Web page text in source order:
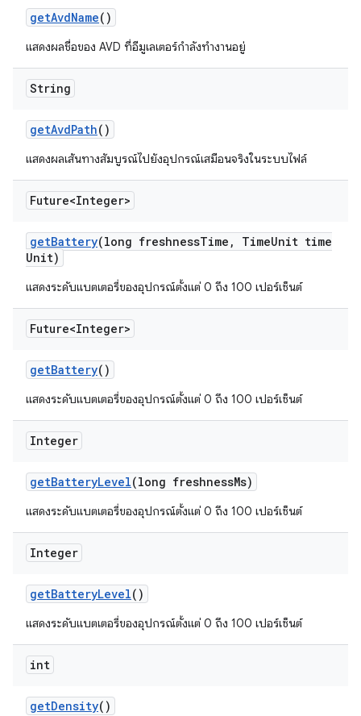
getAvdName()
แสดงผลชื่อของ AVD ที่อีมูเลเตอร์กำลังทำงานอยู่
String
getAvdPath()
แสดงผลเส้นทางสัมบูรณ์ไปยังอุปกรณ์เสมือนจริงในระบบไฟล์
Future<Integer>
getBattery(long freshnessTime , TimeUnit time
Unit)
แสดงระดับแบตเตอรี่ของอุปกรณ์ตั้งแต่ 0 ถึง 100 เปอร์เซ็นต์
Future<Integer>
getBattery()
แสดงระดับแบตเตอรี่ของอุปกรณ์ตั้งแต่ 0 ถึง 100 เปอร์เซ็นต์
Integer
getBatteryLevel(long freshnessMs)
แสดงระดับแบตเตอรี่ของอุปกรณ์ตั้งแต่ 0 ถึง 100 เปอร์เซ็นต์
Integer
getBatteryLevel()
แสดงระดับแบตเตอรี่ของอุปกรณ์ตั้งแต่ 0 ถึง 100 เปอร์เซ็นต์
int
getDensity()